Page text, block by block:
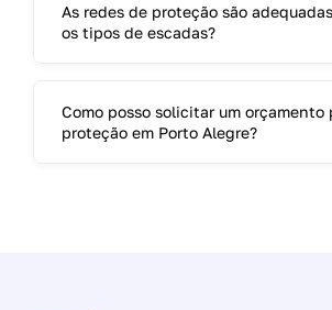
As redes de proteção são
os tipos de escadas?
Como posso solicitar um orçamento
proteção em Porto Alegre?